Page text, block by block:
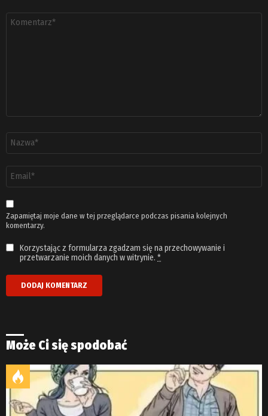
email
*
Zapamiętaj moje dane w tej przeglądarce podczas pisania kolejnych
komentarzy.
Korzystając z formularza zgadzam się na przechowywanie i
przetwarzanie moich danych w witrynie. *
Może Ci się spodobać